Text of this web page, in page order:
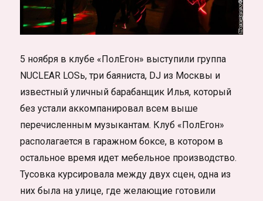
5 ноября в клубе «ПолЕгон» выступили группа
NUCLEAR LOSь, три баяниста, DJ из Москвы и
известный уличный барабанщик Илья, который
без устали аккомпанировал всем выше
перечисленным музыкантам. Клуб «ПолЕгон»
располагается в гаражном боксе, в котором в
остальное время идет мебельное производство.
Тусовка курсировала между двух сцен, одна из
них была на улице, где желающие готовили